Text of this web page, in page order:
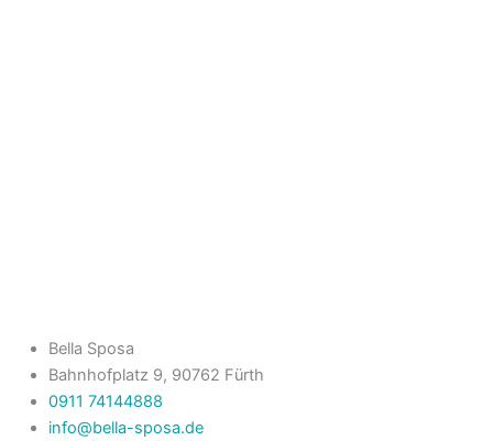
Bella Sposa
Bahnhofplatz 9, 90762 Fürth
0911 74144888
info@bella-sposa.de